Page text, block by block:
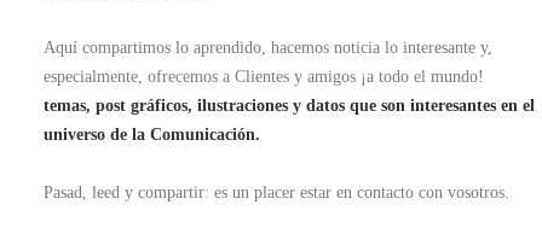
Aquí compartimos lo aprendido, hacemos noticia lo interesante y,
especialmente, ofrecemos a Clientes y amigos ¡a todo el mundo!
temas, post gráficos, ilustraciones y datos que son interesantes en el
universo de la Comunicación.
Pasad, leed y compartir: es un placer estar en contacto con vosotros.